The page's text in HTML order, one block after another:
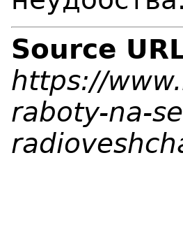
Source
https://
raboty-na-